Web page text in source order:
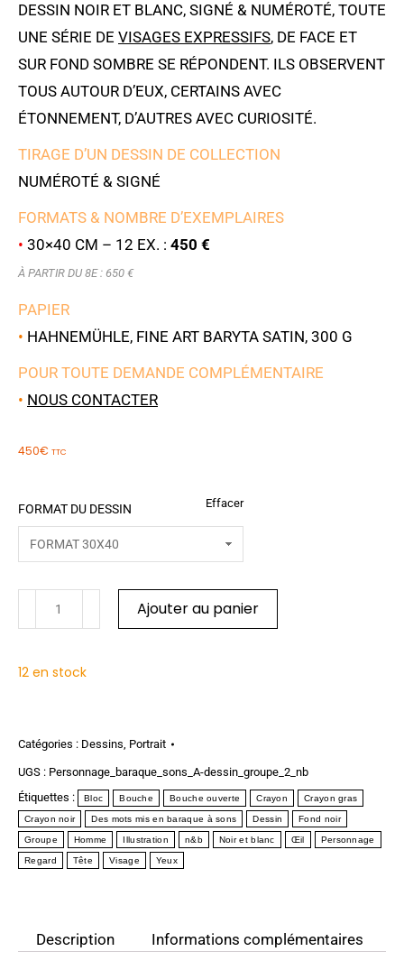
DESSIN NOIR ET BLANC, SIGNÉ & NUMÉROTÉ, TOUTE
UNE SÉRIE DE VISAGES EXPRESSIFS, DE FACE ET
SUR FOND SOMBRE SE RÉPONDENT. ILS OBSERVENT
TOUS AUTOUR D’EUX, CERTAINS AVEC
ÉTONNEMENT, D’AUTRES AVEC CURIOSITÉ.
TIRAGE D’UN DESSIN DE COLLECTION
NUMÉROTÉ & SIGNÉ
FORMATS & NOMBRE D’EXEMPLAIRES
• 30×40 CM – 12 EX. : 450 €
À PARTIR DU 8E : 650 €
PAPIER
• HAHNEMÜHLE, FINE ART BARYTA SATIN, 300 G
POUR TOUTE DEMANDE COMPLÉMENTAIRE
• NOUS CONTACTER
450€ TTC
FORMAT DU DESSIN Effacer
Ajouter au panier
12 en stock
Catégories : Dessins, Portrait
UGS : Personnage_baraque_sons_A-dessin_groupe_2_nb
Étiquettes :
Bloc Bouche Bouche ouverte Crayon Crayon gras
Crayon noir Des mots mis en baraque à sons Dessin Fond noir
Groupe Homme Illustration n&b Noir et blanc Œil Personnage
Regard Tête Visage Yeux
Description Informations complémentaires